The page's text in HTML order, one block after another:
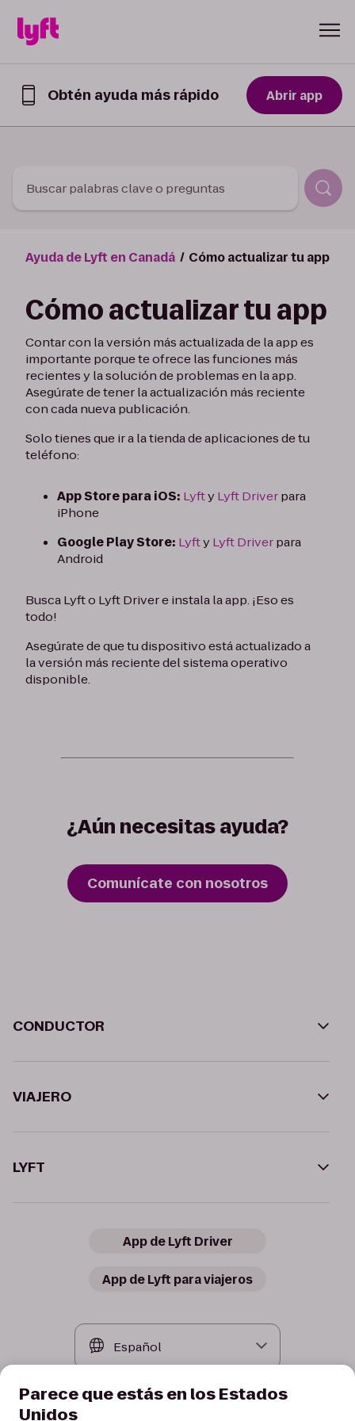
Obtén ayuda más rápido Obtén
rápida
de
Abrir app
Buscar palabras clave o preguntas
Ayuda de Lyft en Canadá Cómo actualizar tu app
Cómo actualizar tu app
Contar con la versión más actualizada de la app es
importante porque te ofrece las funciones más
recientes y la solución de problemas en la app.
Asegúrate de tener la actualización más reciente
con cada nueva publicación.
Solo tienes que ir a la tienda de aplicaciones de tu
teléfono:
App Store para iOS: Lyfty Lyft Driverpara
iPhone
Google Play Store: Lyfty Lyft Driverpara
Android
Busca Lyft o Lyft Driver e instala la app. ¡Eso es
todo!
Asegúrate de que tu dispositivo está actualizado a
la versión más reciente del sistema operativo
disponible.
¿Aún necesitas ayuda?
Comunícate con nosotros
CONDUCTOR
VIAJERO
LYFT
App de Lyft Driver
App de Lyft para viajeros
Parece que estás en los Estados
Unidos